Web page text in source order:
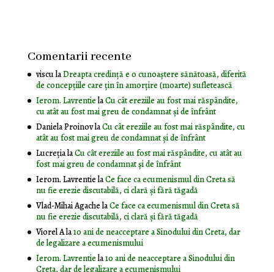
Comentarii recente
visculaDreapta credință e o cunoaștere sănătoasă, diferită
de concepțiile care țin în amorțire (moarte) sufletească
Ierom. LavrentielaCu cât ereziile au fost mai răspândite,
cu atât au fost mai greu de condamnat și de înfrânt
Daniela ProinovlaCu cât ereziile au fost mai răspândite, cu
atât au fost mai greu de condamnat și de înfrânt
LucrețialaCu cât ereziile au fost mai răspândite, cu atât au
fost mai greu de condamnat și de înfrânt
Ierom. LavrentielaCe face ca ecumenismul din Creta să
nu fie erezie discutabilă, ci clară și fără tăgadă
Vlad-Mihai AgachelaCe face ca ecumenismul din Creta să
nu fie erezie discutabilă, ci clară și fără tăgadă
Viorel Ala10 ani de neacceptare a Sinodului din Creta, dar
de legalizare a ecumenismului
Ierom. Lavrentiela10 ani de neacceptare a Sinodului din
Creta, dar de legalizare a ecumenismului